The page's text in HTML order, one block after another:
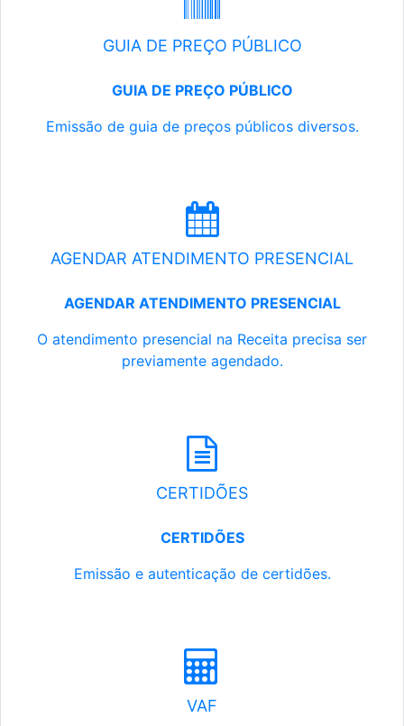
GUIA DE PREÇO PÚBLICO
GUIA DE PREÇO PÚBLICO
Emissão de guia de preços públicos diversos.
AGENDAR ATENDIMENTO PRESENCIAL
AGENDAR ATENDIMENTO PRESENCIAL
O atendimento presencial na Receita precisa ser
previamente agendado.
CERTIDÕES
CERTIDÕES
Emissão e autenticação de certidões.
VAF